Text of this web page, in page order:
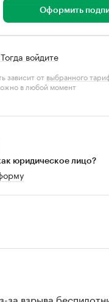
Оформить
войдите
зависит от выбранного
в любой момент
юридическое лицо?
взрыва